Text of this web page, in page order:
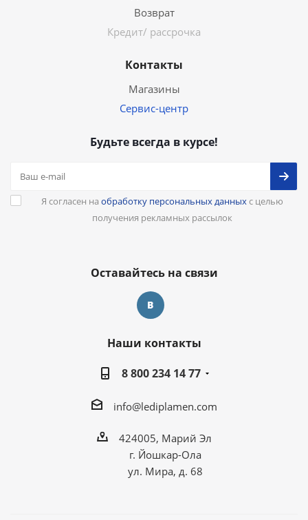
Возврат
Кредит/ рассрочка
Контакты
Магазины
Сервис-центр
Будьте всегда в курсе!
Я согласен на обработку персональных данныхс целью
получения рекламных рассылок
Оставайтесь на связи
Наши контакты
8 800 234 14 77
info@lediplamen.com
424005, Марий Эл
г. Йошкар-Ола
ул. Мира, д. 68